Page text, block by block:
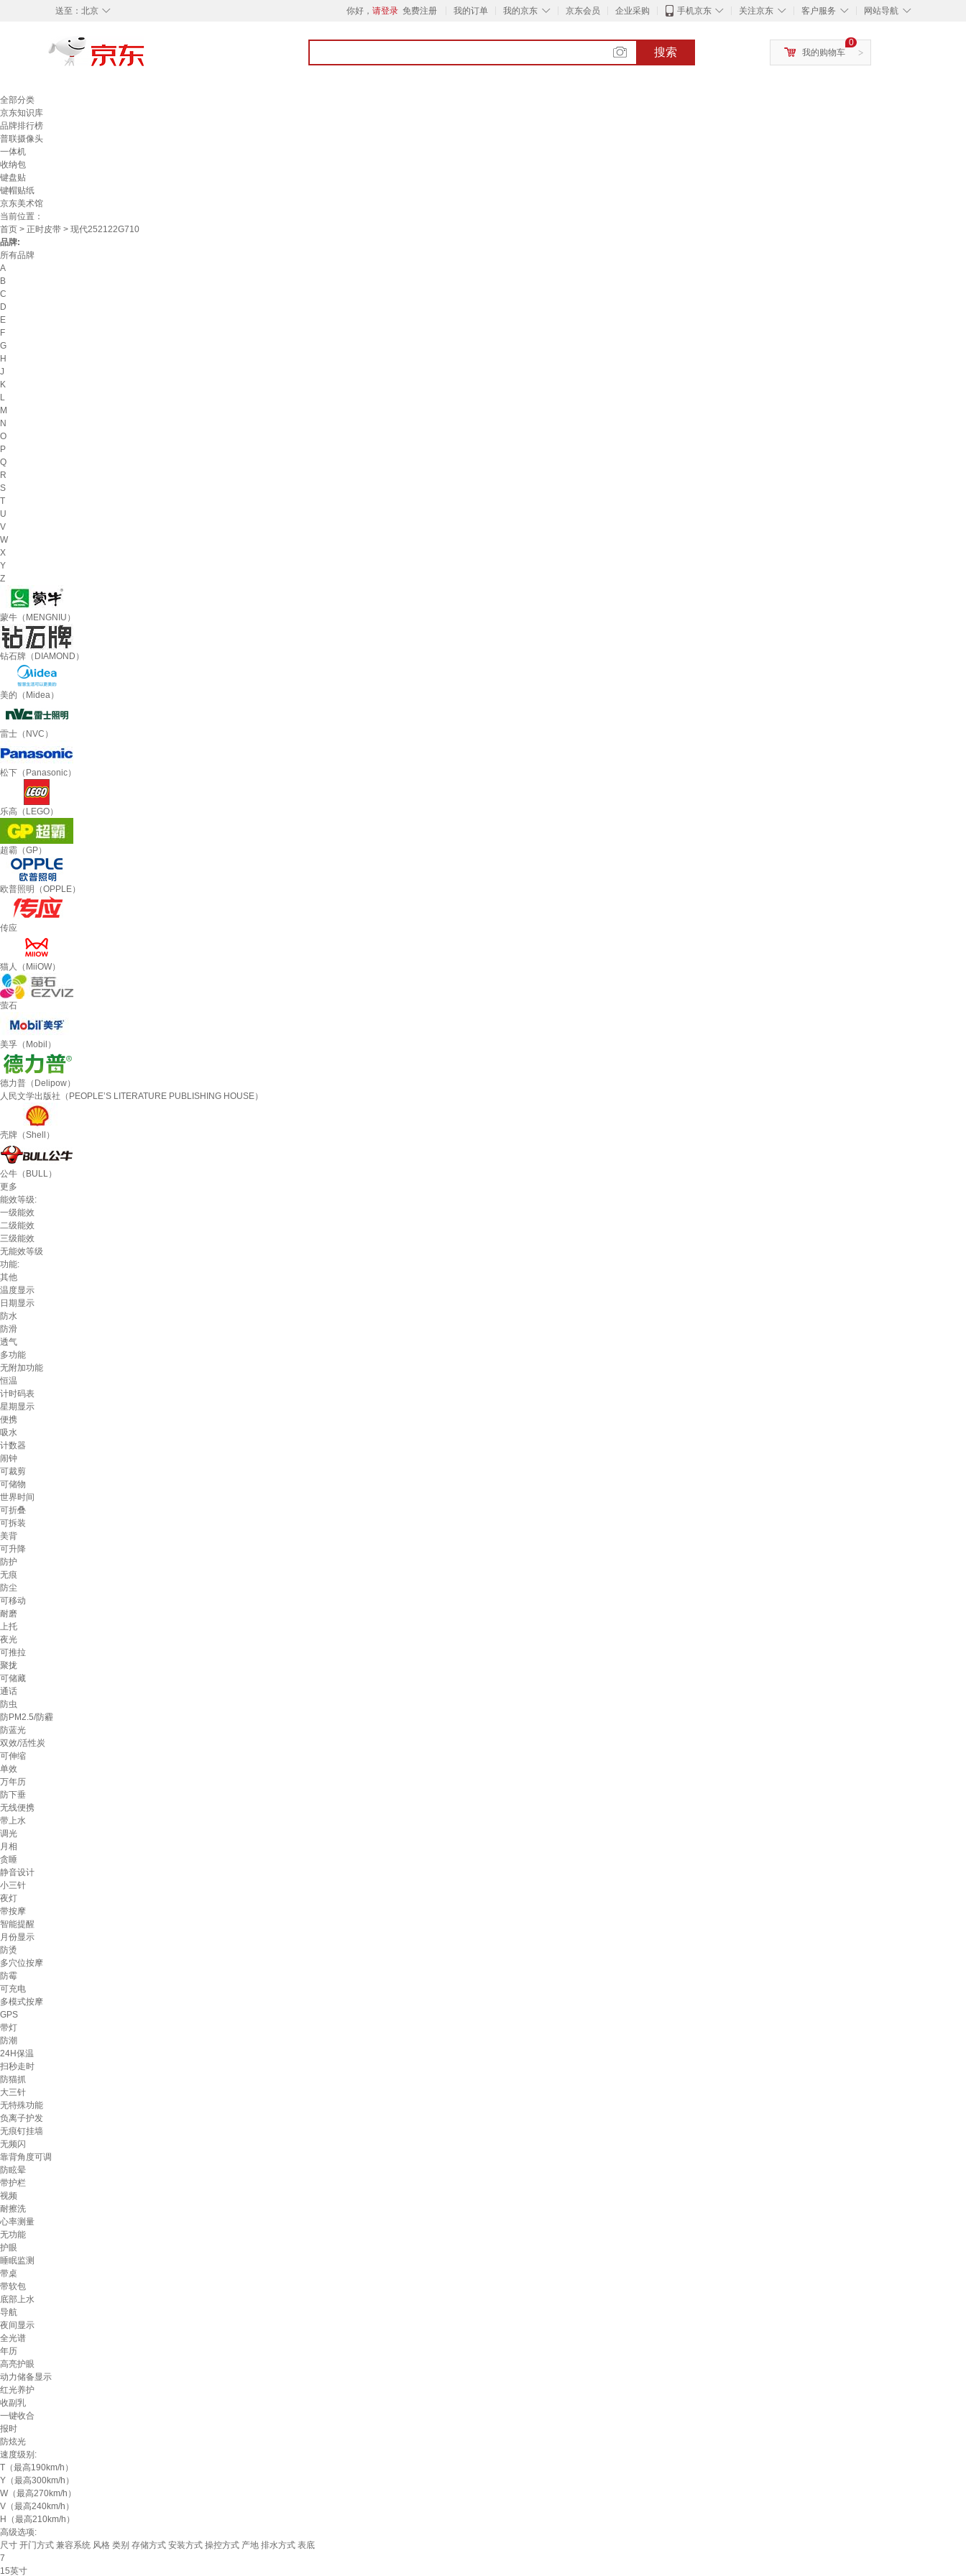
◇
送至： 北京 你好， 请登录 免费注册 我的订单 ◇
我的京东 京东会员 企业采购 ◇
手机京东 ◇
关注京东 ◇
客户服务 ◇
网站导航
搜索 >
0
我的购物车
全部分类
京东知识库
品牌排行榜
普联摄像头
一体机
收纳包
键盘贴
键帽贴纸
京东美术馆
当前位置：
首页 > 正时皮带 > 现代252122G710
品牌:
所有品牌
A
B
C
D
E
F
G
H
J
K
L
M
N
O
P
Q
R
S
T
U
V
W
X
Y
Z
蒙牛（MENGNIU）
钻石牌（DIAMOND）
美的（Midea）
雷士（NVC）
松下（Panasonic）
乐高（LEGO）
超霸（GP）
欧普照明（OPPLE）
传应
猫人（MiiOW）
萤石
美孚（Mobil）
德力普（Delipow）
人民文学出版社（PEOPLE’S LITERATURE PUBLISHING HOUSE）
壳牌（Shell）
公牛（BULL）
更多
能效等级:
一级能效
二级能效
三级能效
无能效等级
功能:
其他
温度显示
日期显示
防水
防滑
透气
多功能
无附加功能
恒温
计时码表
星期显示
便携
吸水
计数器
闹钟
可裁剪
可储物
世界时间
可折叠
可拆装
美背
可升降
防护
无痕
防尘
可移动
耐磨
上托
夜光
可推拉
聚拢
可储藏
通话
防虫
防PM2.5/防霾
防蓝光
双效/活性炭
可伸缩
单效
万年历
防下垂
无线便携
带上水
调光
月相
贪睡
静音设计
小三针
夜灯
带按摩
智能提醒
月份显示
防烫
多穴位按摩
防霉
可充电
多模式按摩
GPS
带灯
防潮
24H保温
扫秒走时
防猫抓
大三针
无特殊功能
负离子护发
无痕钉挂墙
无频闪
靠背角度可调
防眩晕
带护栏
视频
耐擦洗
心率测量
无功能
护眼
睡眠监测
带桌
带软包
底部上水
导航
夜间显示
全光谱
年历
高亮护眼
动力储备显示
红光养护
收副乳
一键收合
报时
防炫光
速度级别:
T（最高190km/h）
Y（最高300km/h）
W（最高270km/h）
V（最高240km/h）
H（最高210km/h）
高级选项:
尺寸 开门方式 兼容系统 风格 类别 存储方式 安装方式 操控方式 产地 排水方式 表底
7
15英寸